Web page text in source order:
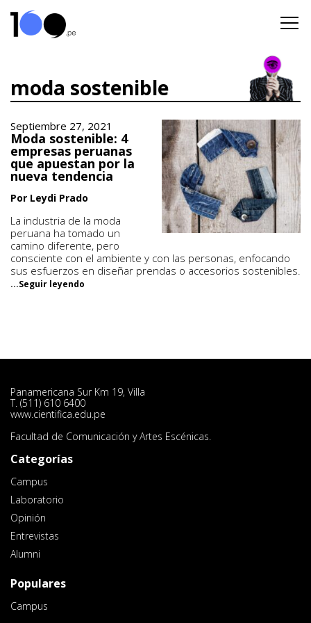
moda sostenible
Septiembre 27, 2021
Moda sostenible: 4
empresas peruanas
que apuestan por la
nueva tendencia
Por Leydi Prado
La industria de la moda
peruana ha tomado un
camino diferente, pero
consciente con el ambiente y con las personas, enfocando
sus esfuerzos en diseñar prendas o accesorios sostenibles.
...Seguir leyendo
Panamericana Sur Km 19, Villa
T. (511) 610 6400
www.cientifica.edu.pe
Facultad de Comunicación y Artes Escénicas.
Categorías
Campus
Laboratorio
Opinión
Entrevistas
Alumni
Populares
Campus